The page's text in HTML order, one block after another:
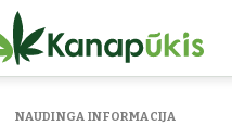
NAUDINGA INFORMACIJA